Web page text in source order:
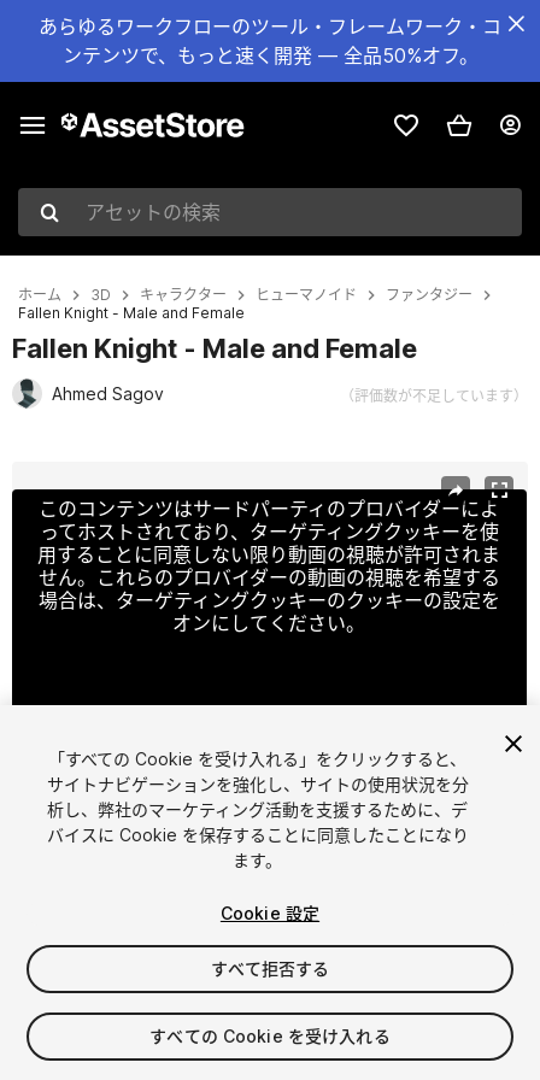
あらゆるワークフローのツール・フレームワーク・コ
ンテンツで、もっと速く開発 — 全品50%オフ。
アセットの検索
ホーム 3D キャラクター ヒューマノイド
ファンタジー
Fallen Knight - Male and Female
Fallen Knight - Male and Female
Ahmed Sagov （評価数が不足しています）
このコンテンツはサードパーティのプロバイダーによ
ってホストされており、ターゲティングクッキーを使
用することに同意しない限り動画の視聴が許可されま
せん。これらのプロバイダーの動画の視聴を希望する
場合は、ターゲティングクッキーのクッキーの設定を
オンにしてください。
1/ 22
$79.99
消費税は決済時に計算されます
「すべての Cookie を受け入れる」をクリックすると、
サイトナビゲーションを強化し、サイトの使用状況を分
析し、弊社のマーケティング活動を支援するために、デ
バイスに Cookie を保存することに同意したことになり
ます。
Cookie 設定
すべて拒否する
すべての Cookie を受け入れる